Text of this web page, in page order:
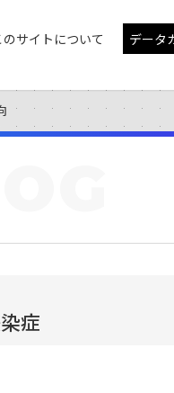
のサイトについて データ
症